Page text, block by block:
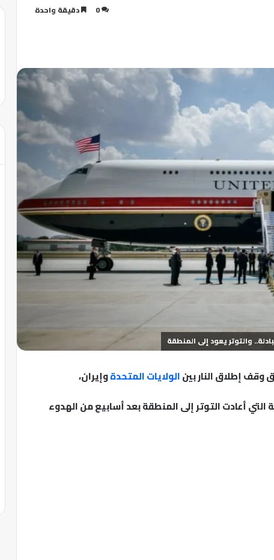
0 دقيقة واحدة
والتوتر يعود إلى المنطقة
وقف إطلاق النار بينالولايات المتحدةوإيران،
أعادت التوتر إلى المنطقة بعد أسابيع من الهدوء